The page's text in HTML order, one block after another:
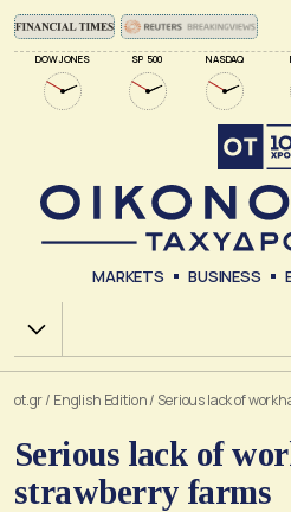
DOW JONES SP 500 NASDAQ
MARKETS BUSINESS
Χ.Α.
ot.gr/ English Edition/ Serious lack of
Serious lack of
strawberry farms